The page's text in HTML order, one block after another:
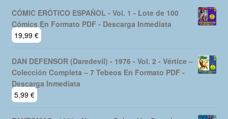
CÓMIC ERÓTICO ESPAÑOL - Vol. 1 - Lote de 100
Cómics En Formato PDF - Descarga Inmediata
19,99 €
DAN DEFENSOR (Daredevil) - 1976 - Vol. 2 - Vértice –
Colección Completa – 7 Tebeos En Formato PDF -
Descarga Inmediata
5,99 €